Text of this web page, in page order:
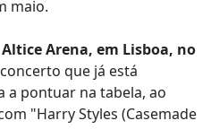
maio.
Arena, em Lisboa, no
que já está
a pontuar na tabela, ao
"Harry Styles (Casemade